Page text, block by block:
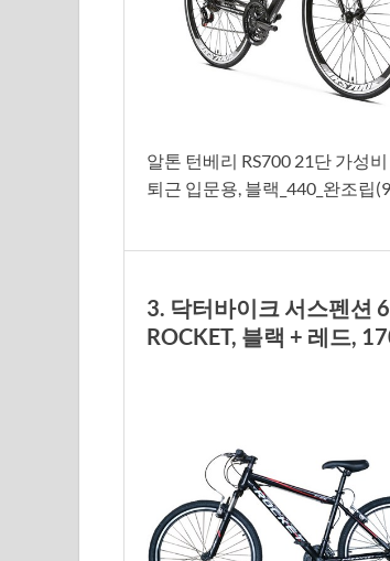
알톤 턴베리 RS700 21단 가성
퇴근 입문용, 블랙_440_완조립
3. 닥터바이크 서스펜션
ROCKET, 블랙 + 레드,